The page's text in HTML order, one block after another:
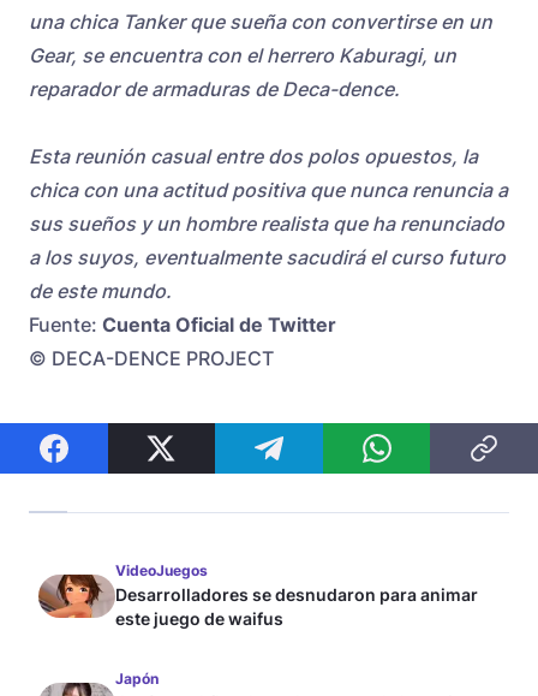
una chica Tanker que sueña con convertirse en un
Gear, se encuentra con el herrero Kaburagi, un
reparador de armaduras de Deca-dence.
Esta reunión casual entre dos polos opuestos, la
chica con una actitud positiva que nunca renuncia a
sus sueños y un hombre realista que ha renunciado
a los suyos, eventualmente sacudirá el curso futuro
de este mundo.
Fuente: Cuenta Oficial de Twitter
© DECA-DENCE PROJECT
VideoJuegos
Desarrolladores se desnudaron para animar
este juego de waifus
Japón